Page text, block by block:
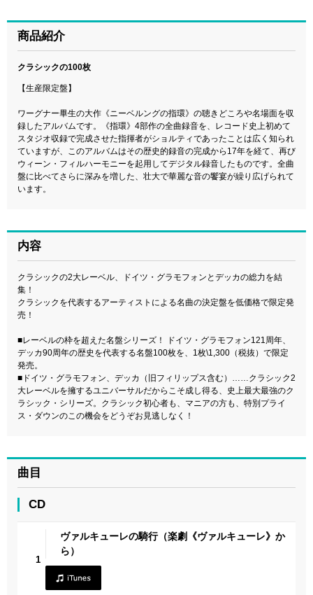
商品紹介
クラシックの100枚
【生産限定盤】
ワーグナー畢生の大作《ニーベルングの指環》の聴きどころや名場面を収
録したアルバムです。《指環》4部作の全曲録音を、レコード史上初めて
スタジオ収録で完成させた指揮者がショルティであったことは広く知られ
ていますが、このアルバムはその歴史的録音の完成から17年を経て、再び
ウィーン・フィルハーモニーを起用してデジタル録音したものです。全曲
盤に比べてさらに深みを増した、壮大で華麗な音の饗宴が繰り広げられて
います。
内容
クラシックの2大レーベル、ドイツ・グラモフォンとデッカの総力を結
集！
クラシックを代表するアーティストによる名曲の決定盤を低価格で限定発
売！
■レーベルの枠を超えた名盤シリーズ！ ドイツ・グラモフォン121周年、
デッカ90周年の歴史を代表する名盤100枚を、1枚\1,300（税抜）で限定
発売。
■ドイツ・グラモフォン、デッカ（旧フィリップス含む）……クラシック2
大レーベルを擁するユニバーサルだからこそ成し得る、史上最大最強のク
ラシック・シリーズ。クラシック初心者も、マニアの方も、特別プライ
ス・ダウンのこの機会をどうぞお見逃しなく！
曲目
CD
1
ヴァルキューレの騎行（楽劇《ヴァルキューレ》か
ら）